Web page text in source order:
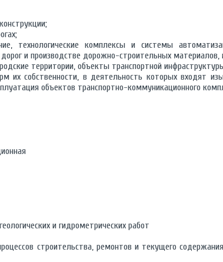
технологические комплексы и системы
и производстве дорожно-строительных материалов,
территории, объекты транспортной
их собственности, в деятельность которых входят
объектов транспортно-коммуникационного
и гидрометрических работ
строительства, ремонтов и текущего